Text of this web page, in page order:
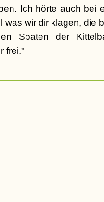
Ich hörte auch bei
was wir dir klagen, die
Spaten der
frei."